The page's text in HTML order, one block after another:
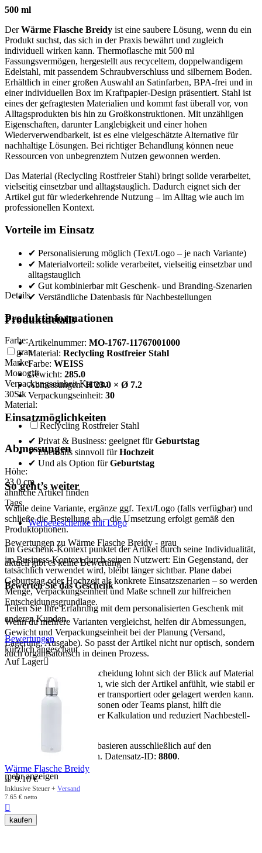
500 ml
DerWärme Flasche Breidy ist eine saubere Lösung, wenn du ein
Produkt suchst, das sich in der Praxis bewährt und zugleich
individuell wirken kann. Thermoflasche mit 500 ml
Fassungsvermögen, hergestellt aus recyceltem, doppelwandigem
Edelstahl, mit passendem Schraubverschluss und silbernem Boden.
Erhältlich in einer großen Auswahl an Satinfarben, BPA-frei und in
einer individuellen Box im Kraftpapier-Design präsentiert. Stahl ist
eines der gefragtesten Materialien und kommt fast überall vor, von
Alltagsprodukten bis hin zu Großkonstruktionen. Mit unzähligen
Eigenschaften, darunter Langlebigkeit und einer hohen
Wiederverwendbarkeit, ist es eine vielgeschätzte Alternative für
nachhaltige Lösungen. Bei richtiger Behandlung können neue
Ressourcen von unbegrenztem Nutzen gewonnen werden.
Das Material (Reclycling Rostfreier Stahl) bringt solide verarbeitet,
vielseitig einsetzbar und alltagstauglich. Dadurch eignet sich der
Artikel gut für wiederkehrende Nutzung – im Alltag wie auch im
professionellen Kontext.
Vorteile im Einsatz
✔ Personalisierung möglich (Text/Logo – je nach Variante)
✔ Materialvorteil: solide verarbeitet, vielseitig einsetzbar und
alltagstauglich
✔ Gut kombinierbar mit Geschenk- und Branding-Szenarien
✔ Verständliche Datenbasis für Nachbestellungen
Produktdetails
Artikelnummer: MO-1767-11767001000
Material: Reclycling Rostfreier Stahl
Farbe: WEISS
Gewicht: 285.0
Abmessungen:H 23.0 × Ø 7.2
Verpackungseinheit: 30
Einsatzmöglichkeiten
✔ Privat & Business: geeignet fürGeburtstag
✔ Ebenfalls sinnvoll fürHochzeit
✔ Und als Option fürGeburtstag
So geht’s weiter
Wähle deine Variante, ergänze ggf. Text/Logo (falls verfügbar) und
schließe die Bestellung ab – die Umsetzung erfolgt gemäß den
Produktoptionen.
Im Geschenk-Kontext punktet der Artikel durch seine Individualität,
im Business-Kontext durch seinen Nutzwert: Ein Gegenstand, der
tatsächlich verwendet wird, bleibt länger sichtbar. Plane dabei
Geburtstag oder Hochzeit als konkrete Einsatzszenarien – so werden
Menge, Verpackungseinheit und Maße schnell zur hilfreichen
Entscheidungsgrundlage.
Wenn du mehrere Varianten vergleichst, helfen dir Abmessungen,
Gewicht und Verpackungseinheit bei der Planung (Versand,
Lagerung, Ausgabe). So passt der Artikel nicht nur optisch, sondern
auch organisatorisch in deinen Prozess.
Für eine sichere Kaufentscheidung lohnt sich der Blick auf Material
und Maße: Sie bestimmen, wie sich der Artikel anfühlt, wie stabil er
im Gebrauch ist und wie er transportiert oder gelagert werden kann.
Wenn du für mehrere Personen oder Teams planst, hilft die
Verpackungseinheit bei der Kalkulation und reduziert Nachbestell-
Alle Aussagen basieren ausschließlich auf den
vorhandenen Artikeldaten. Datensatz-ID: 8800.
mehr anzeigen
Details
Produktinformationen
Farbe:
grau
Marke:
Monogift
Verpackungseinheit Karton:
30Stk
Material:
Reclycling Rostfreier Stahl
Abmessungen
Höhe:
23,0 cm
ähnliche Artikel finden
Tags
Werbegeschenke mit Logo
Bewertungen zu Wärme Flasche Breidy - grau
aktuell gibt es keine Bewertung
Bewerten Sie das Geschenk
Teilen Sie Ihre Erfahrung mit dem personalisierten Geschenk mit
anderen Kunden.
Bewertungen
kürzlich angeschaut
Auf Lager
Wärme Flasche Breidy
ab 9.10 €
Inklusive Steuer + Versand
7.65 € netto

kaufen